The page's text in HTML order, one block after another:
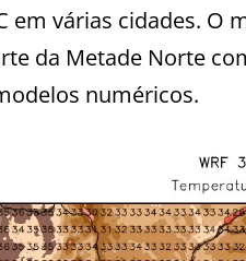
em várias cidades. O
da Metade Norte
numéricos.